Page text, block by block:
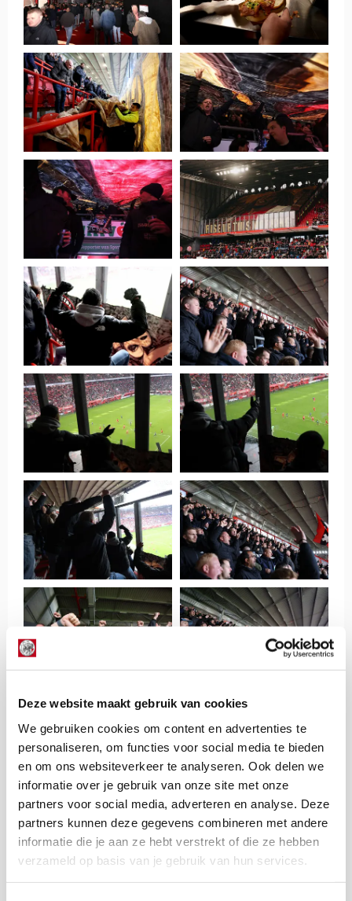
Deze website maakt gebruik van cookies
We gebruiken cookies om content en advertenties te
personaliseren, om functies voor social media te bieden
en om ons websiteverkeer te analyseren. Ook delen we
informatie over je gebruik van onze site met onze
partners voor social media, adverteren en analyse. Deze
partners kunnen deze gegevens combineren met andere
informatie die je aan ze hebt verstrekt of die ze hebben
verzameld op basis van je gebruik van hun services.